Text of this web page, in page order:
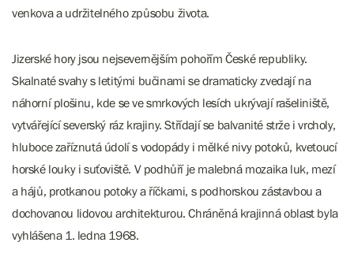
venkova a udržitelného způsobu života.
Jizerské hory jsou nejsevernějším pohořím České republiky.
Skalnaté svahy s letitými bučinami se dramaticky zvedají na
náhorní plošinu, kde se ve smrkových lesích ukrývají rašeliniště,
vytvářející severský ráz krajiny. Střídají se balvanité strže i vrcholy,
hluboce zaříznutá údolí s vodopády i mělké nivy potoků, kvetoucí
horské louky i suťoviště. V podhůří je malebná mozaika luk, mezí
a hájů, protkanou potoky a říčkami, s podhorskou zástavbou a
dochovanou lidovou architekturou. Chráněná krajinná oblast byla
vyhlášena 1. ledna 1968.